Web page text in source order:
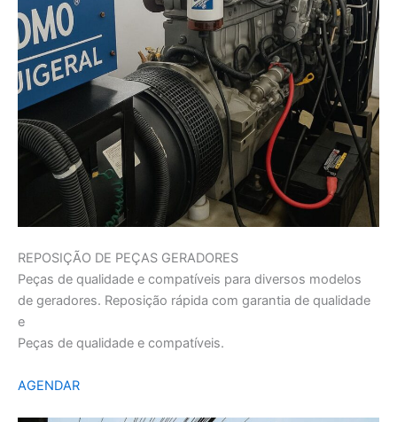
REPOSIÇÃO DE PEÇAS GERADORES
Peças de qualidade e compatíveis para diversos modelos
de geradores. Reposição rápida com garantia de qualidade
e
Peças de qualidade e compatíveis.
AGENDAR